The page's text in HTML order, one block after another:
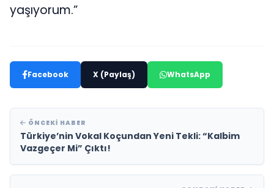
yaşıyorum.”
Facebook X (Paylaş) WhatsApp
ÖNCEKI HABER
Türkiye’nin Vokal Koçundan Yeni Tekli: “Kalbim
Vazgeçer Mi” Çıktı!